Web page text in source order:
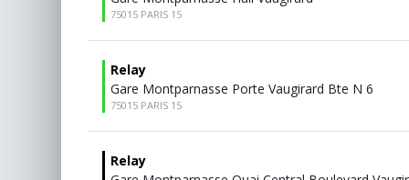
75015 PARIS 15
Relay
Gare Montparnasse Porte Vaugirard Bte N 6
75015 PARIS 15
Relay